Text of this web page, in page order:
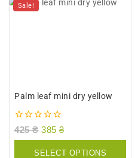
Sale!
Palm leaf mini dry yellow
0
425₴ 385 ₴
SELECT OPTIONS